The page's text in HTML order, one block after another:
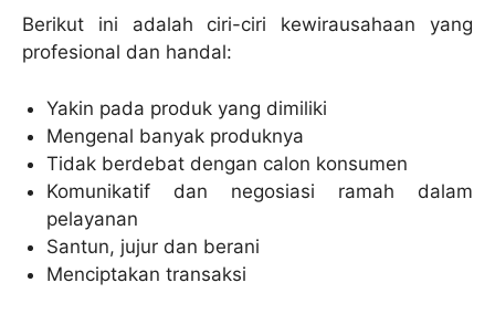
Berikut ini adalah ciri-ciri kewirausahaan yang
profesional dan handal:
Yakin pada produk yang dimiliki
Mengenal banyak produknya
Tidak berdebat dengan calon konsumen
Komunikatif dan negosiasi ramah dalam
pelayanan
Santun, jujur dan berani
Menciptakan transaksi